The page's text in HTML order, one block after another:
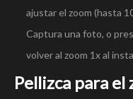
ajustar el zoom (hasta
Captura una foto, o
volver al zoom 1x al
Pellizca para el